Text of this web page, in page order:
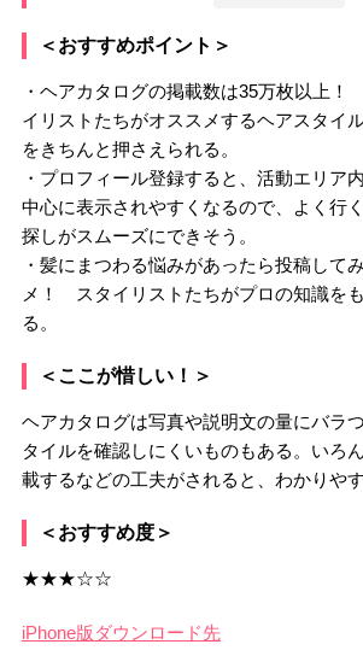
＜おすすめポイント＞
・ヘアカタログの掲載数は35万枚以上
イリストたちがオススメするヘアスタイ
をきちんと押さえられる。
・プロフィール登録すると、活動エリア
中心に表示されやすくなるので、よく行
探しがスムーズにできそう。
・髪にまつわる悩みがあったら投稿して
メ！ スタイリストたちがプロの知識を
る。
＜ここが惜しい！＞
ヘアカタログは写真や説明文の量にバラ
タイルを確認しにくいものもある。いろ
載するなどの工夫がされると、わかりや
＜おすすめ度＞
★★★☆☆
iPhone版ダウンロード先